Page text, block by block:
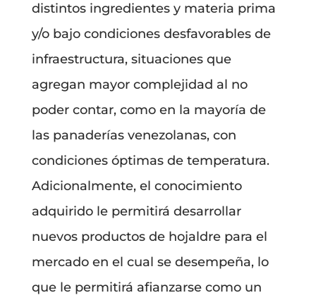
distintos ingredientes y materia prima
y/o bajo condiciones desfavorables de
infraestructura, situaciones que
agregan mayor complejidad al no
poder contar, como en la mayoría de
las panaderías venezolanas, con
condiciones óptimas de temperatura.
Adicionalmente, el conocimiento
adquirido le permitirá desarrollar
nuevos productos de hojaldre para el
mercado en el cual se desempeña, lo
que le permitirá afianzarse como un